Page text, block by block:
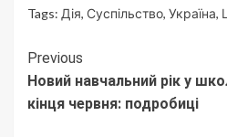
Tags: Дія, Суспільство, Україна,
Continue
Reading
Previous
Новий навчальний рік у
кінця червня: подробиці